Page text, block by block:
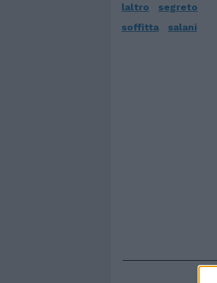
laltro
segreto
soffitta
salani